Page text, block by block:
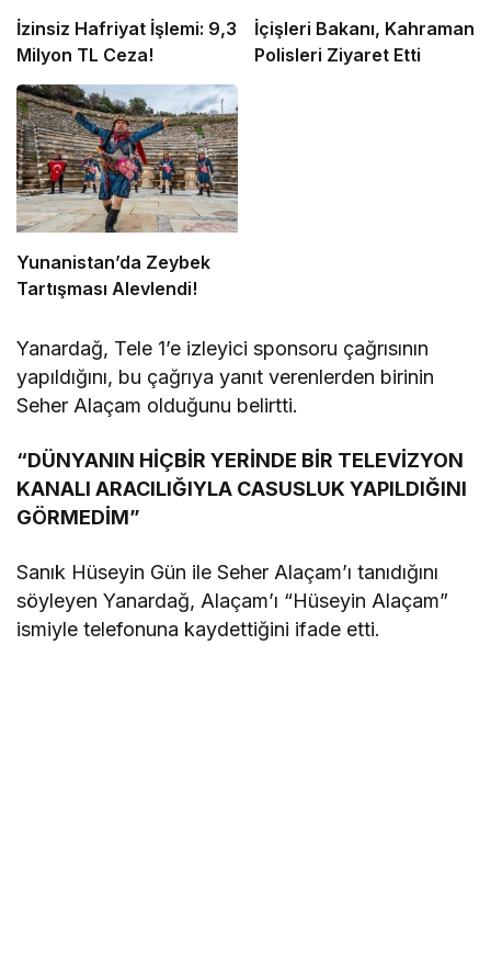
İzinsiz Hafriyat İşlemi: 9,3
Milyon TL Ceza!
İçişleri Bakanı, Kahraman
Polisleri Ziyaret Etti
Yunanistan’da Zeybek
Tartışması Alevlendi!
Yanardağ, Tele 1’e izleyici sponsoru çağrısının
yapıldığını, bu çağrıya yanıt verenlerden birinin
Seher Alaçam olduğunu belirtti.
“DÜNYANIN HİÇBİR YERİNDE BİR TELEVİZYON
KANALI ARACILIĞIYLA CASUSLUK YAPILDIĞINI
GÖRMEDİM”
Sanık Hüseyin Gün ile Seher Alaçam’ı tanıdığını
söyleyen Yanardağ, Alaçam’ı “Hüseyin Alaçam”
ismiyle telefonuna kaydettiğini ifade etti.